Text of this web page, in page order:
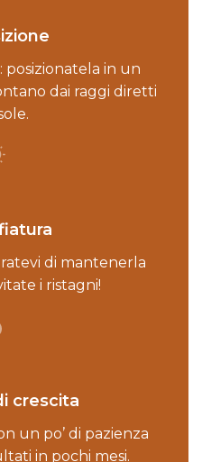
posizionatela in un
dai raggi diretti
di mantenerla
i ristagni!
crescita
un po’ di pazienza
in pochi mesi.